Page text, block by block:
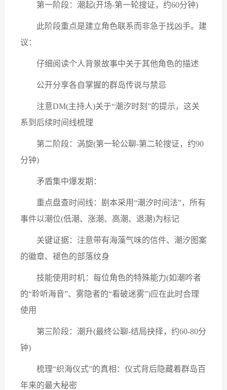
第一阶段：潮起(开场-第一轮搜证，约60分钟)
此阶段重点是建立角色联系而非急于找凶手。建
议：
仔细阅读个人背景故事中关于其他角色的描述
公开分享各自掌握的群岛传说与禁忌
注意DM(主持人)关于“潮汐时刻”的提示，这关
系到后续时间线梳理
第二阶段：涡旋(第一轮公聊-第二轮搜证，约90
分钟)
矛盾集中爆发期：
重点盘查时间线：剧本采用“潮汐时间法”，所有
事件以潮位(低潮、涨潮、高潮、退潮)为标记
关键证据：注意带有海藻气味的信件、潮汐图案
的徽章、褪色的部落纹身
技能使用时机：每位角色的特殊能力(如潮吟者
的“聆听海音”、雾隐者的“看破迷雾”)应在此时合理
使用
第三阶段：潮升(最终公聊-结局抉择，约60-80分
钟)
梳理“织海仪式”的真相：仪式背后隐藏着群岛百
年来的最大秘密